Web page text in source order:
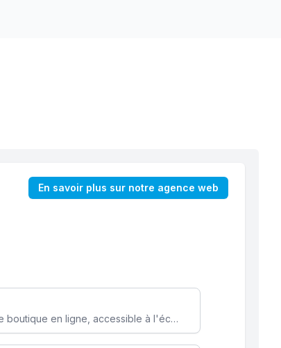
En savoir plus sur notre agence web
Transformez votre activité avec une boutique en ligne, accessible à l'échelle mondiale 24/7.